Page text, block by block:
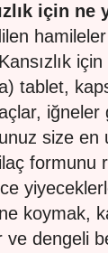
için ne
tablet,
iğneler
size en
formunu
koymak,
dengeli